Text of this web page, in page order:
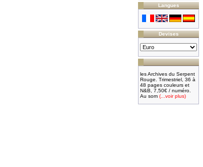
Langues
Devises
les Archives du Serpent
Rouge. Trimestriel, 36 à
48 pages couleurs et
N&B, 7,50€ / numéro.
Au som (...voir plus)